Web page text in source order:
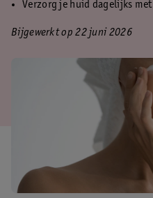
Verzorg je huid dagelijks
Bijgewerkt op 22 juni 2026